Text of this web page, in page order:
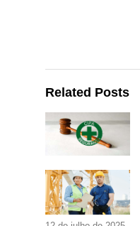
Related Posts